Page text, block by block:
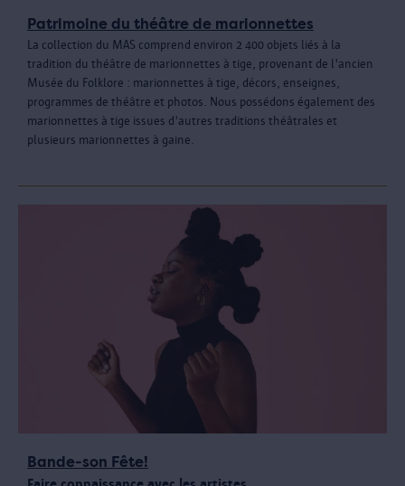
Patrimoine du théâtre de marionnettes
La collection du MAS comprend environ 2 400 objets liés à la
tradition du théâtre de marionnettes à tige, provenant de l'ancien
Musée du Folklore : marionnettes à tige, décors, enseignes,
programmes de théâtre et photos. Nous possédons également des
marionnettes à tige issues d'autres traditions théâtrales et
plusieurs marionnettes à gaine.
Bande-son Fête!